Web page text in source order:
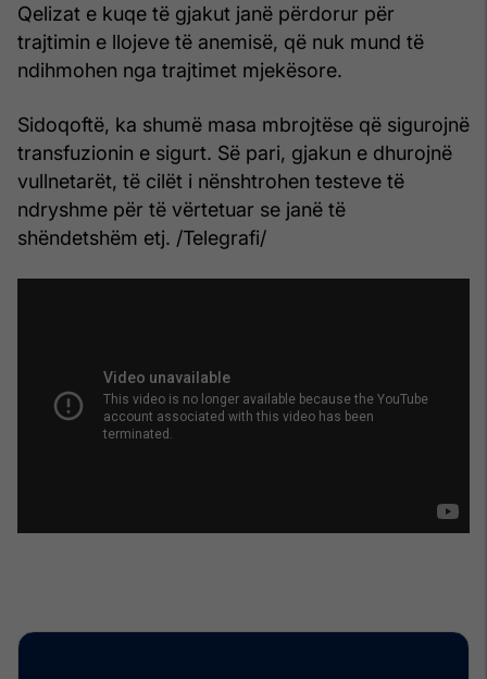
Qelizat e kuqe të gjakut janë përdorur për
trajtimin e llojeve të anemisë, që nuk mund të
ndihmohen nga trajtimet mjekësore.
Sidoqoftë, ka shumë masa mbrojtëse që sigurojnë
transfuzionin e sigurt. Së pari, gjakun e dhurojnë
vullnetarët, të cilët i nënshtrohen testeve të
ndryshme për të vërtetuar se janë të
shëndetshëm etj. /Telegrafi/